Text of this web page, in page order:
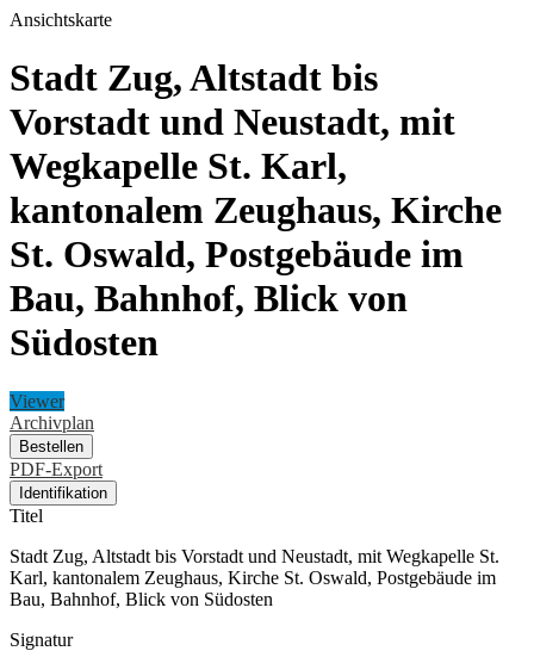
Ansichtskarte
Stadt Zug, Altstadt bis
Vorstadt und Neustadt, mit
Wegkapelle St. Karl,
kantonalem Zeughaus, Kirche
St. Oswald, Postgebäude im
Bau, Bahnhof, Blick von
Südosten
Viewer
Archivplan
Bestellen
PDF-Export
Identifikation
Titel
Stadt Zug, Altstadt bis Vorstadt und Neustadt, mit Wegkapelle St.
Karl, kantonalem Zeughaus, Kirche St. Oswald, Postgebäude im
Bau, Bahnhof, Blick von Südosten
Signatur